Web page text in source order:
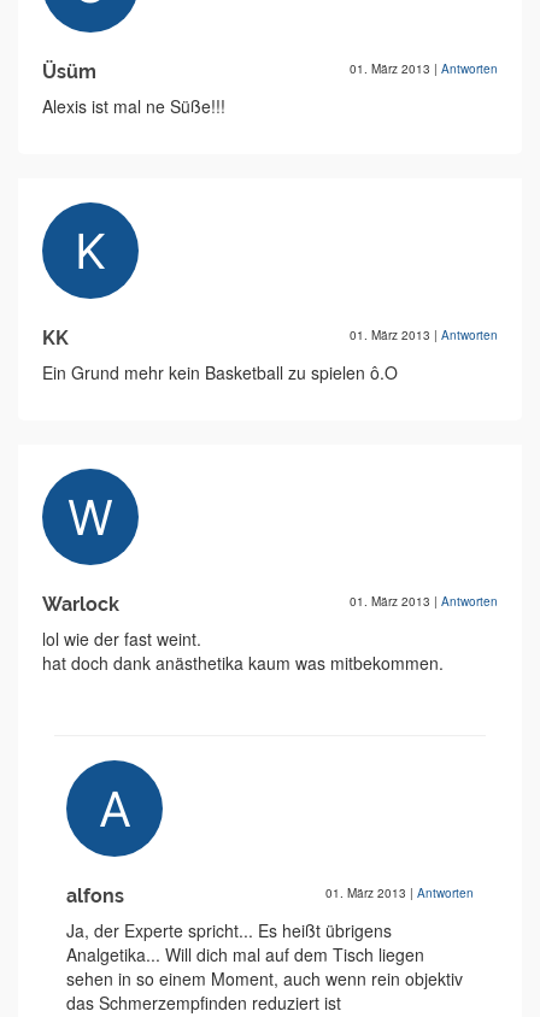
Üsüm 01. März 2013 | Antworten
Alexis ist mal ne Süße!!!
KK 01. März 2013 | Antworten
Ein Grund mehr kein Basketball zu spielen ô.O
Warlock 01. März 2013 | Antworten
lol wie der fast weint.
hat doch dank anästhetika kaum was mitbekommen.
alfons 01. März 2013 | Antworten
Ja, der Experte spricht... Es heißt übrigens
Analgetika... Will dich mal auf dem Tisch liegen
sehen in so einem Moment, auch wenn rein objektiv
das Schmerzempfinden reduziert ist